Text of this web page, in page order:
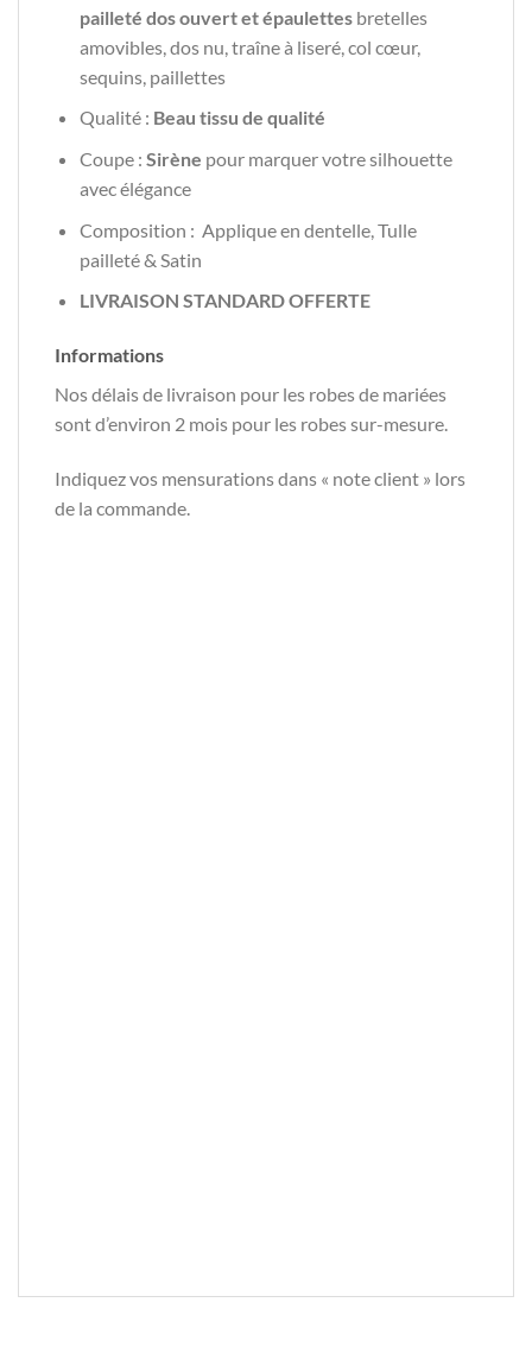
pailleté dos ouvert et épaulettes bretelles
amovibles, dos nu, traîne à liseré, col cœur,
sequins, paillettes
Qualité : Beau tissu de qualité
Coupe : Sirène pour marquer votre silhouette
avec élégance
Composition : Applique en dentelle, Tulle
pailleté & Satin
LIVRAISON STANDARD OFFERTE
Informations
Nos délais de livraison pour les robes de mariées
sont d’environ 2 mois pour les robes sur-mesure.
Indiquez vos mensurations dans « note client » lors
de la commande.